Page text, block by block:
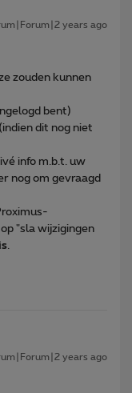
years ago
zouden kunnen
bent)
dit nog niet
info m.b.t. uw
nog om gevraagd
"sla wijzigingen
years ago